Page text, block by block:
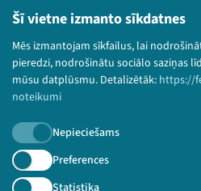
Šī vietne izmanto sīkdatnes
Mēs izmantojam sīkfailus, lai
pieredzi, nodrošinātu sociālo saziņas
mūsu datplūsmu. Detalizētāk: https://
noteikumi
Nepieciešams
Preferences
Statistika
Lietošanas noteikumi un
Bērnu aizsardzības politika
© 2026 Sarunu festivāls
paturētas.
Piesakies jaunumiem!